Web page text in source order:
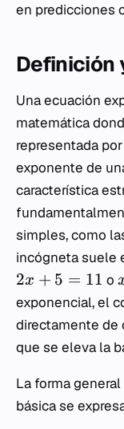
en predicciones
Definición
Una ecuación
matemática
representada
exponente de
característica
simples, como
incógneta suele
2x + 5 = 11 o
exponencial, el
directamente de
que se eleva la
La forma
básica se